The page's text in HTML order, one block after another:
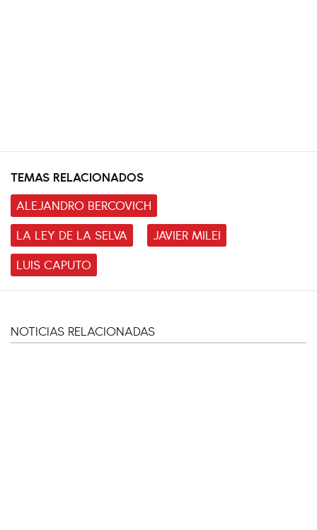
TEMAS RELACIONADOS
ALEJANDRO BERCOVICH
LA LEY DE LA SELVA
JAVIER MILEI
LUIS CAPUTO
NOTICIAS RELACIONADAS